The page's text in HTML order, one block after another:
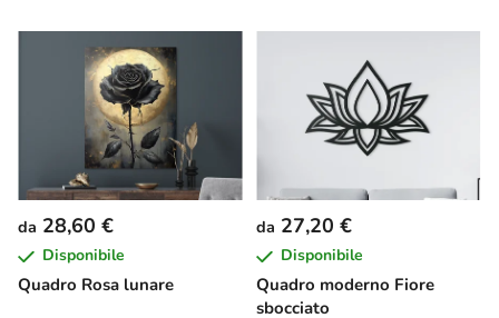
Quadro Rosa lunare
da 28,60 €
Disponibile
Quadro moderno Fiore
sbocciato
da 27,20 €
Disponibile